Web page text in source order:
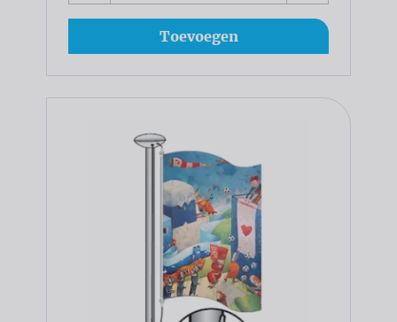
Toevoegen